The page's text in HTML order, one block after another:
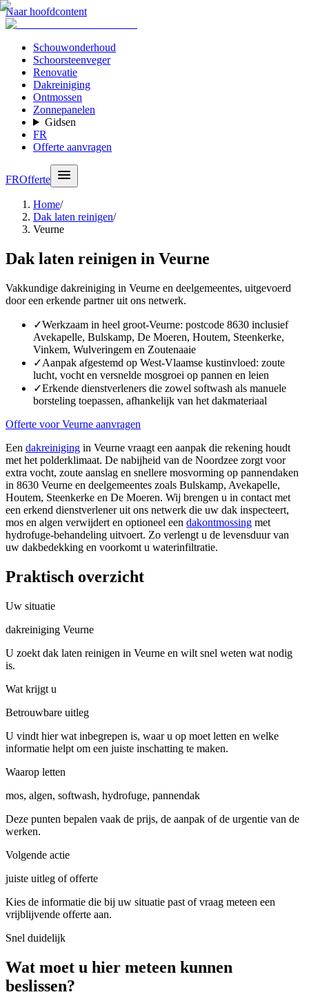
Naar hoofdcontent
Schouwonderhoud
Schoorsteenveger
Renovatie
Dakreiniging
Ontmossen
Zonnepanelen
Gidsen
FR
Offerte aanvragen
FROfferte
Home/
Dak laten reinigen/
Veurne
Dak laten reinigen in Veurne
Vakkundige dakreiniging in Veurne en deelgemeentes, uitgevoerd
door een erkende partner uit ons netwerk.
✓Werkzaam in heel groot-Veurne: postcode 8630 inclusief
Avekapelle, Bulskamp, De Moeren, Houtem, Steenkerke,
Vinkem, Wulveringem en Zoutenaaie
✓Aanpak afgestemd op West-Vlaamse kustinvloed: zoute
lucht, vocht en versnelde mosgroei op pannen en leien
✓Erkende dienstverleners die zowel softwash als manuele
borsteling toepassen, afhankelijk van het dakmateriaal
Offerte voor Veurne aanvragen
Een dakreiniging in Veurne vraagt een aanpak die rekening houdt
met het polderklimaat. De nabijheid van de Noordzee zorgt voor
extra vocht, zoute aanslag en snellere mosvorming op pannendaken
in 8630 Veurne en deelgemeentes zoals Bulskamp, Avekapelle,
Houtem, Steenkerke en De Moeren. Wij brengen u in contact met
een erkend dienstverlener uit ons netwerk die uw dak inspecteert,
mos en algen verwijdert en optioneel een dakontmossing met
hydrofuge-behandeling uitvoert. Zo verlengt u de levensduur van
uw dakbedekking en voorkomt u waterinfiltratie.
Praktisch overzicht
Uw situatie
dakreiniging Veurne
U zoekt dak laten reinigen in Veurne en wilt snel weten wat nodig
is.
Wat krijgt u
Betrouwbare uitleg
U vindt hier wat inbegrepen is, waar u op moet letten en welke
informatie helpt om een juiste inschatting te maken.
Waarop letten
mos, algen, softwash, hydrofuge, pannendak
Deze punten bepalen vaak de prijs, de aanpak of de urgentie van de
werken.
Volgende actie
juiste uitleg of offerte
Kies de informatie die bij uw situatie past of vraag meteen een
vrijblijvende offerte aan.
Snel duidelijk
Wat moet u hier meteen kunnen
beslissen?